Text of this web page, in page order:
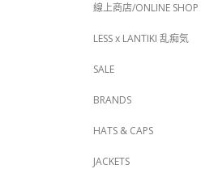
線上商店/ONLINE SHOP
LESS x LANTIKI 乱痴気
SALE
BRANDS
HATS & CAPS
JACKETS